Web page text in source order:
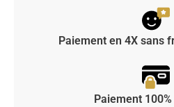
Paiement en 4X sans
Paiement